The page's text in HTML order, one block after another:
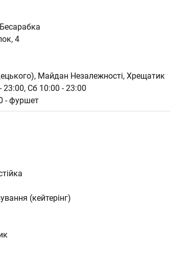
4
Майдан Незалежності, Хрещатик
23:00, Сб 10:00 - 23:00
- фуршет
(кейтерінг)